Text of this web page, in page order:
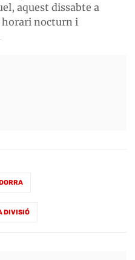
aquest dissabte a
horari nocturn i
DIVISIÓ